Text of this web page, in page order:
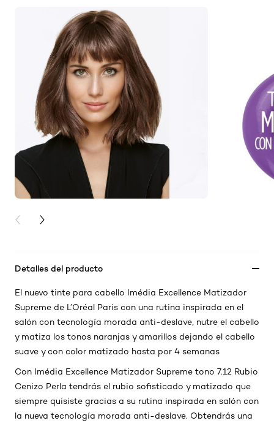
PREVIOUS CARD
NEXT CARD
Detalles del producto
El nuevo tinte para cabello Imédia Excellence Matizador
Supreme de L’Oréal Paris con una rutina inspirada en el
salón con tecnología morada anti-deslave, nutre el cabello
y matiza los tonos naranjas y amarillos dejando el cabello
suave y con color matizado hasta por 4 semanas
Con Imédia Excellence Matizador Supreme tono 7.12 Rubio
Cenizo Perla tendrás el rubio sofisticado y matizado que
siempre quisiste gracias a su rutina inspirada en salón con
la nueva tecnología morada anti-deslave. Obtendrás una